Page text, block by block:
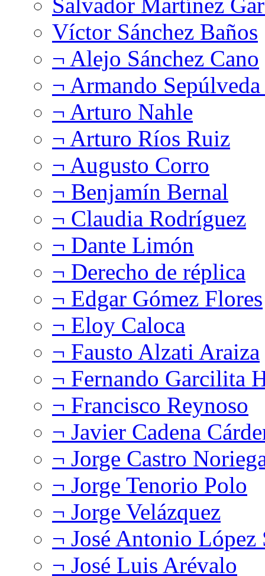
Víctor Sánchez Baños
¬ Alejo Sánchez Cano
¬ Armando
¬ Arturo Nahle
¬ Arturo Ríos Ruiz
¬ Augusto Corro
¬ Benjamín Bernal
¬ Claudia Rodríguez
¬ Dante Limón
¬ Derecho de réplica
¬ Edgar Gómez Flores
¬ Eloy Caloca
¬ Fausto Alzati Araiza
¬ Fernando Garcilita
¬ Francisco Reynoso
¬ Javier Cadena
¬ Jorge Castro
¬ Jorge Tenorio Polo
¬ Jorge Velázquez
¬ José Antonio López
¬ José Luis Arévalo